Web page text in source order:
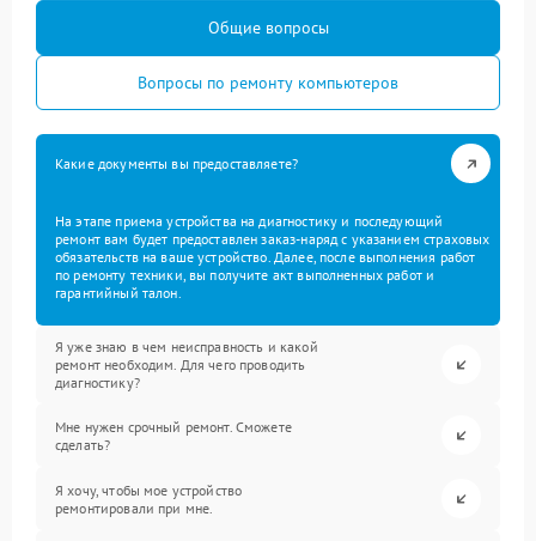
Общие вопросы
Вопросы по ремонту компьютеров
Какие документы вы предоставляете?
На этапе приема устройства на диагностику и последующий
ремонт вам будет предоставлен заказ-наряд с указанием страховых
обязательств на ваше устройство. Далее, после выполнения работ
по ремонту техники, вы получите акт выполненных работ и
гарантийный талон.
Я уже знаю в чем неисправность и какой
ремонт необходим. Для чего проводить
диагностику?
Мне нужен срочный ремонт. Сможете
сделать?
Я хочу, чтобы мое устройство
ремонтировали при мне.